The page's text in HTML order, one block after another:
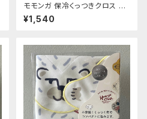
モモンガ 保冷くっつきクロス ゴ
リ
¥1,540